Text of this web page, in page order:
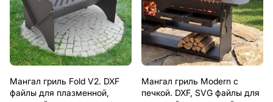
Мангал гриль Fold V2. DXF
файлы для плазменной,
Мангал гриль Modern с
печкой. DXF, SVG файлы для